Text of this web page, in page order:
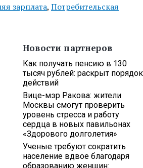
зарплата, Потребительская
Новости партнеров
Как получать пенсию в 130
тысяч рублей: раскрыт порядок
действий
Вице-мэр Ракова: жители
Москвы смогут проверить
уровень стресса и работу
сердца в новых павильонах
«Здорового долголетия»
Ученые требуют сократить
население вдвое благодаря
образованию женщин: